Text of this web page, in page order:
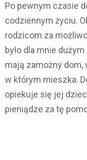
Po pewnym czasie
codziennym życiu.
rodzicom za
było dla mnie
mają zamożny dom,
w którym mieszka.
opiekuje się jej
pieniądze za tę